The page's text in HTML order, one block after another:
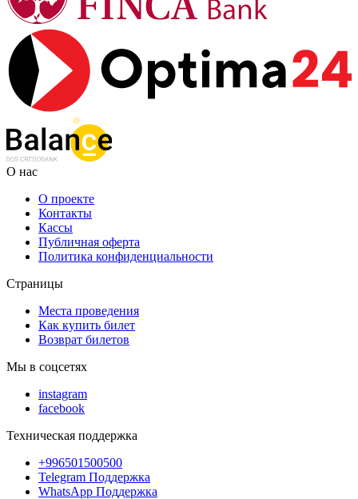
О нас
О проекте
Контакты
Кассы
Публичная оферта
Политика конфиденциальности
Страницы
Места проведения
Как купить билет
Возврат билетов
Мы в соцсетях
instagram
facebook
Техническая поддержка
+996501500500
Telegram Поддержка
WhatsApp Поддержка